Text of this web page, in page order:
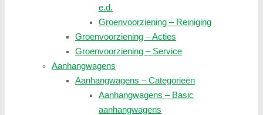
e.d.
Groenvoorziening – Reiniging
Groenvoorziening – Acties
Groenvoorziening – Service
Aanhangwagens
Aanhangwagens – Categorieën
Aanhangwagens – Basic
aanhangwagens